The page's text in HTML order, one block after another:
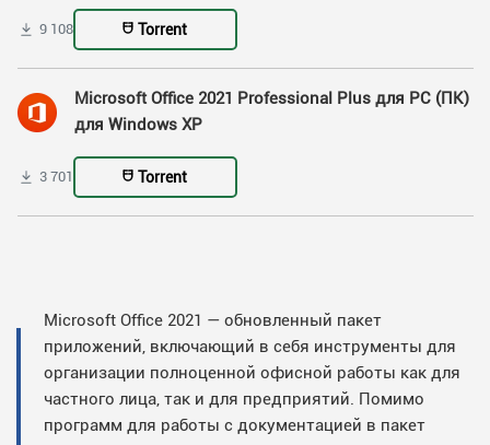
9 108 Torrent
Microsoft Office 2021 Professional Plus для PC (ПК)
для Windows XP
3 701 Torrent
Microsoft Office 2021 — обновленный пакет
приложений, включающий в себя инструменты для
организации полноценной офисной работы как для
частного лица, так и для предприятий. Помимо
программ для работы с документацией в пакет